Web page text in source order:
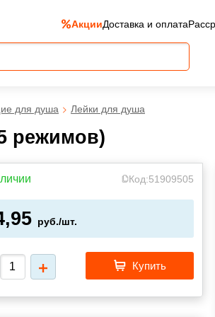
АкцииДоставка и оплата
для душа Лейки для душа
режимов)
Код:51909505
руб./шт.
Купить